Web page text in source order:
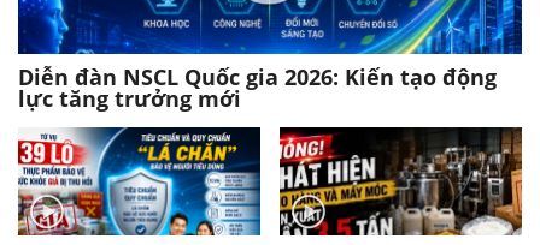
Diễn đàn NSCL Quốc gia 2026: Kiến tạo động
lực tăng trưởng mới